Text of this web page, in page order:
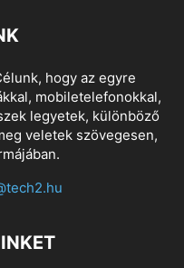
hogy az egyre
mobiletelefonokkal,
legyetek, különböző
veletek szövegesen,